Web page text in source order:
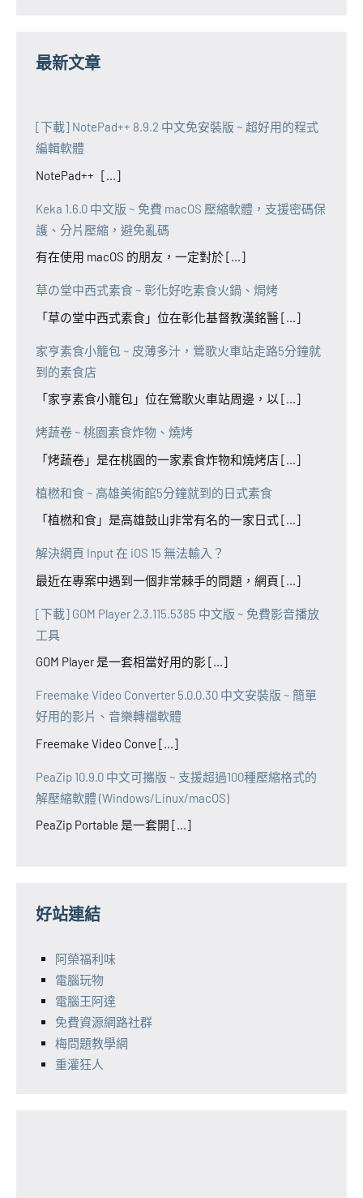
最新文章
[下載] NotePad++ 8.9.2 中文免安裝版 ~ 超好用的程式
編輯軟體
NotePad++ [...]
Keka 1.6.0 中文版 ~ 免費 macOS 壓縮軟體，支援密碼保
護、分片壓縮，避免亂碼
有在使用 macOS 的朋友，一定對於 [...]
草の堂中西式素食 ~ 彰化好吃素食火鍋、焗烤
「草の堂中西式素食」位在彰化基督教漢銘醫 [...]
家亨素食小籠包 ~ 皮薄多汁，鶯歌火車站走路5分鐘就
到的素食店
「家亨素食小籠包」位在鶯歌火車站周邊，以 [...]
烤蔬卷 ~ 桃園素食炸物、燒烤
「烤蔬卷」是在桃園的一家素食炸物和燒烤店 [...]
植橪和食 ~ 高雄美術館5分鐘就到的日式素食
「植橪和食」是高雄鼓山非常有名的一家日式 [...]
解決網頁 Input 在 iOS 15 無法輸入？
最近在專案中遇到一個非常棘手的問題，網頁 [...]
[下載] GOM Player 2.3.115.5385 中文版 ~ 免費影音播放
工具
GOM Player 是一套相當好用的影 [...]
Freemake Video Converter 5.0.0.30 中文安裝版 ~ 簡單
好用的影片、音樂轉檔軟體
Freemake Video Conve [...]
PeaZip 10.9.0 中文可攜版 ~ 支援超過100種壓縮格式的
解壓縮軟體 (Windows/Linux/macOS)
PeaZip Portable 是一套開 [...]
好站連結
阿榮福利味
電腦玩物
電腦王阿達
免費資源網路社群
梅問題教學網
重灌狂人